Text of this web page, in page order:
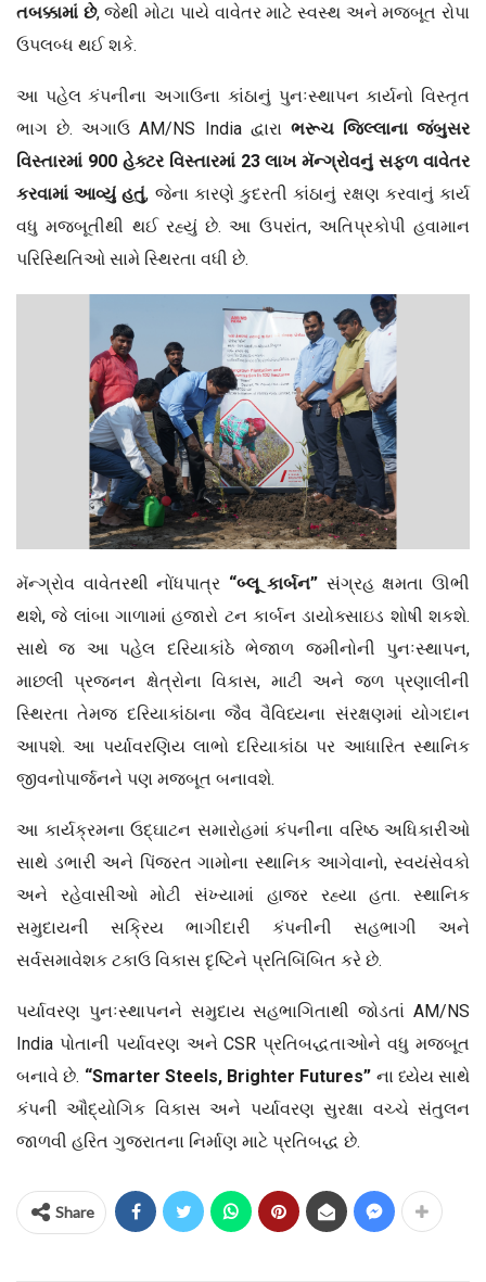
તબક્કામાં છે, જેથી મોટા પાયે વાવેતર માટે સ્વસ્થ અને મજબૂત રોપા
ઉપલબ્ધ થઈ શકે.
આ પહેલ કંપનીના અગાઉના કાંઠાનું પુનઃસ્થાપન કાર્યનો વિસ્તૃત
ભાગ છે. અગાઉ AM/NS India દ્વારા ભરૂચ જિલ્લાના જંબુસર
વિસ્તારમાં 900 હેક્ટર વિસ્તારમાં 23લાખ મૅન્ગ્રોવનું સફળ વાવેતર
કરવામાં આવ્યું હતું, જેના કારણે કુદરતી કાંઠાનું રક્ષણ કરવાનું કાર્ય
વધુ મજબૂતીથી થઈ રહ્યું છે. આ ઉપરાંત, અતિપ્રકોપી હવામાન
પરિસ્થિતિઓ સામે સ્થિરતા વધી છે.
મૅન્ગ્રોવ વાવેતરથી નોંધપાત્ર “બ્લૂ કાર્બન” સંગ્રહ ક્ષમતા ઊભી
થશે, જે લાંબા ગાળામાં હજારો ટન કાર્બન ડાયોક્સાઇડ શોષી શકશે.
સાથે જ આ પહેલ દરિયાકાંઠે ભેજાળ જમીનોની પુનઃસ્થાપન,
માછલી પ્રજનન ક્ષેત્રોના વિકાસ, માટી અને જળ પ્રણાલીની
સ્થિરતા તેમજ દરિયાકાંઠાના જૈવ વૈવિધ્યના સંરક્ષણમાં યોગદાન
આપશે. આ પર્યાવરણિય લાભો દરિયાકાંઠા પર આધારિત સ્થાનિક
જીવનોપાર્જનને પણ મજબૂત બનાવશે.
આ કાર્યક્રમના ઉદ્ઘાટન સમારોહમાં કંપનીના વરિષ્ઠ અધિકારીઓ
સાથે ડભારી અને પિંજરત ગામોના સ્થાનિક આગેવાનો, સ્વયંસેવકો
અને રહેવાસીઓ મોટી સંખ્યામાં હાજર રહ્યા હતા. સ્થાનિક
સમુદાયની સક્રિય ભાગીદારી કંપનીની સહભાગી અને
સર્વસમાવેશક ટકાઉ વિકાસ દૃષ્ટિને પ્રતિબિંબિત કરે છે.
પર્યાવરણ પુનઃસ્થાપનને સમુદાય સહભાગિતાથી જોડતાં AM/NS
India પોતાની પર્યાવરણ અને CSR પ્રતિબદ્ધતાઓને વધુ મજબૂત
બનાવે છે. “Smarter Steels, Brighter Futures” ના ધ્યેય સાથે
કંપની ઔદ્યોગિક વિકાસ અને પર્યાવરણ સુરક્ષા વચ્ચે સંતુલન
જાળવી હરિત ગુજરાતના નિર્માણ માટે પ્રતિબદ્ધ છે.
Share